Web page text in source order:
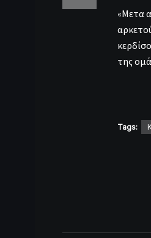
«Μετα
της
Tags: